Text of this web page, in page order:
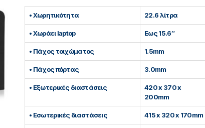
• Χωρητικότητα 22.6 λίτρα
• Χωράει laptop Eως 15.6″
• Πάχος τοιχώματος 1.5mm
• Πάχος πόρτας 3.0mm
• Εξωτερικές διαστάσεις
420 x 370 x
200mm
• Εσωτερικές διαστάσεις 415 x 320 x 170mm